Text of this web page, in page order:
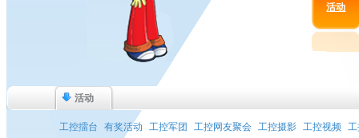
活动
活动
工控擂台 有奖活动 工控军团 工控网友聚会 工控摄影 工控视频